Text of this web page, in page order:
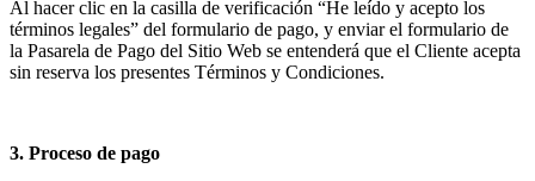
Al hacer clic en la casilla de verificación “He leído y acepto los
términos legales” del formulario de pago, y enviar el formulario de
la Pasarela de Pago del Sitio Web se entenderá que el Cliente acepta
sin reserva los presentes Términos y Condiciones.
3. Proceso de pago